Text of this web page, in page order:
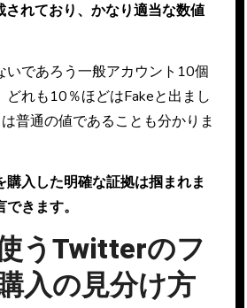
れており、かなり適当な数値
いであろう一般アカウント10個
どれも10％ほどはFakeと出まし
普通の値であることも分かりま
購入した明確な証拠は掴まれま
きます。
うTwitterのフ
入の見分け方